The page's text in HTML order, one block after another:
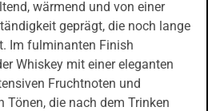
wärmend und von einer
geprägt, die noch lange
Im fulminanten Finish
Whiskey mit einer eleganten
Fruchtnoten und
Tönen, die nach dem Trinken